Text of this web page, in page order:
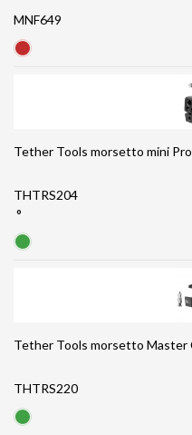
MNF649
Tether Tools morsetto mini
THTRS204
°
Tether Tools morsetto Master
THTRS220